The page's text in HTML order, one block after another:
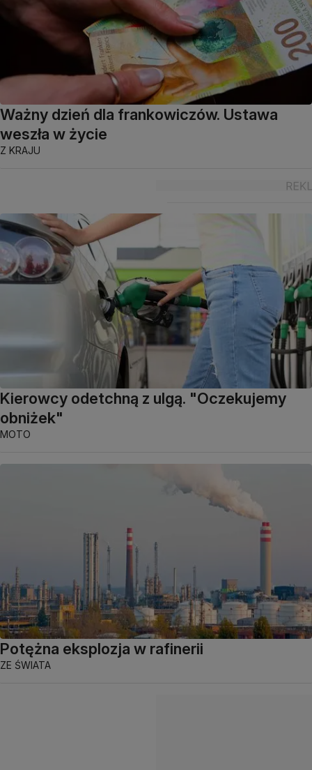
Ważny dzień dla frankowiczów. Ustawa
weszła w życie
Z KRAJU
Kierowcy odetchną z ulgą. "Oczekujemy
obniżek"
MOTO
Potężna eksplozja w rafinerii
ZE ŚWIATA